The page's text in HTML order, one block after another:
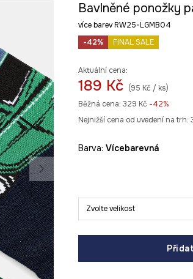
Bavlněné ponožky
více barev RW25-LGMB04
-42%
FINAL SALE
Aktuální cena:
189 Kč (95 Kč / ks)
Běžná cena: 329 Kč -42%
Nejnižší cena od uvedení na trh:
Barva: vícebarevná
Zvolte velikost